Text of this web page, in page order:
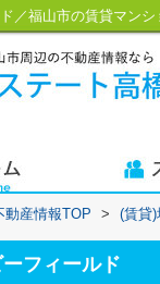
／福山市の賃貸マン
動産情報TOP > (賃貸
フィールド